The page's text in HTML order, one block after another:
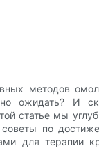
методов
ожидать? И
статье мы
по
для терапии